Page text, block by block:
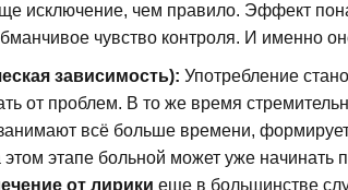
исключение, чем правило. Эффект
чувство контроля. И именно
зависимость): Употребление
от проблем. В то же время
всё больше времени,
этапе больной может уже начинать
от лирики еще в большинстве